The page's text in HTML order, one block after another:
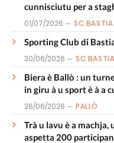
cunnisciutu per a
01/07/2026 SC BASTIA
Sporting Club di
30/06/2026 SC BASTIA
Biera è Ballò : un
in giru à u sport è à a
26/06/2026 PALLÒ
Trà u lavu è a machja,
aspetta 200